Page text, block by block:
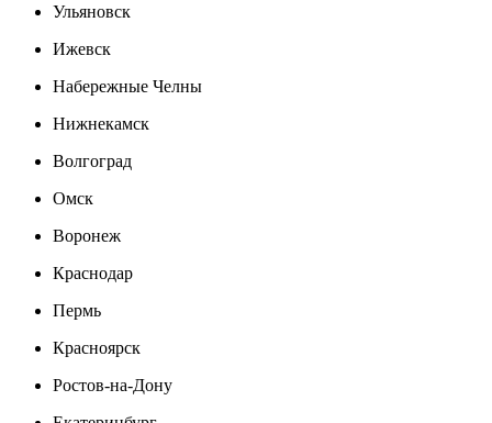
Ульяновск
Ижевск
Набережные Челны
Нижнекамск
Волгоград
Омск
Воронеж
Краснодар
Пермь
Красноярск
Ростов-на-Дону